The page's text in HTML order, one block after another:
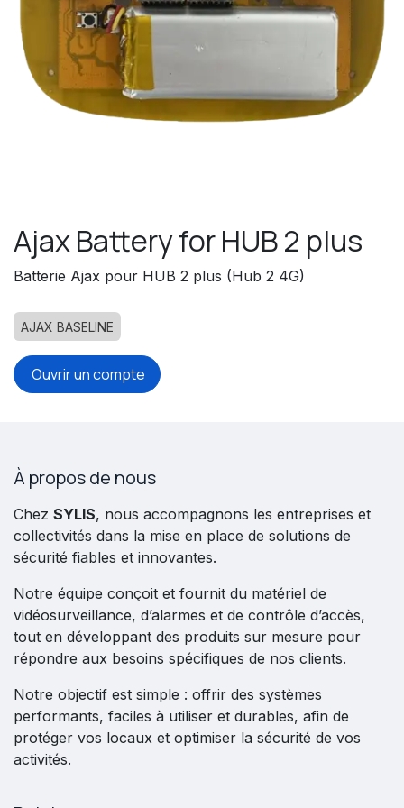
Ajax Battery for HUB 2 plus
Batterie Ajax pour HUB 2 plus (Hub 2 4G)
AJAX BASELINE
Ouvrir un compte
À propos de nous
Chez SYLIS, nous accompagnons les entreprises et
collectivités dans la mise en place de solutions de
sécurité fiables et innovantes.
Notre équipe conçoit et fournit du matériel de
vidéosurveillance, d’alarmes et de contrôle d’accès,
tout en développant des produits sur mesure pour
répondre aux besoins spécifiques de nos clients.
Notre objectif est simple : offrir des systèmes
performants, faciles à utiliser et durables, afin de
protéger vos locaux et optimiser la sécurité de vos
activités.